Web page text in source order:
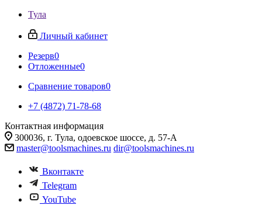
Тула
Личный кабинет
Резерв0
Отложенные0
Сравнение товаров0
+7 (4872) 71-78-68
Контактная информация
300036, г. Тула, одоевское шоссе, д. 57-А
master@toolsmachines.ru dir@toolsmachines.ru
Вконтакте
Telegram
YouTube